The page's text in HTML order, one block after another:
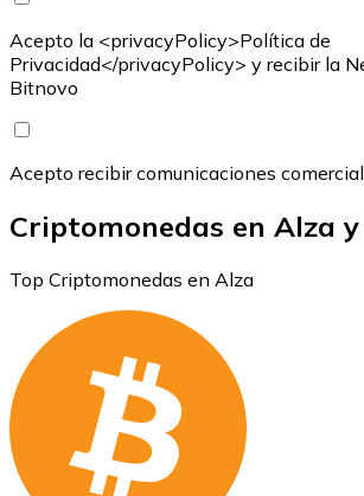
Acepto la <privacyPolicy>Política de
Privacidad</privacyPolicy> y recibir la
Bitnovo
Acepto recibir comunicaciones
Criptomonedas en Alza
Top Criptomonedas en Alza